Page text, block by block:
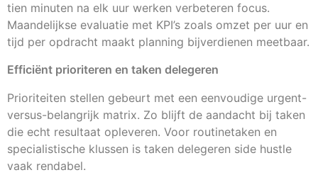
tien minuten na elk uur werken verbeteren focus.
Maandelijkse evaluatie met KPI’s zoals omzet per uur en
tijd per opdracht maakt planning bijverdienen meetbaar.
Efficiënt prioriteren en taken delegeren
Prioriteiten stellen gebeurt met een eenvoudige urgent-
versus-belangrijk matrix. Zo blijft de aandacht bij taken
die echt resultaat opleveren. Voor routinetaken en
specialistische klussen is taken delegeren side hustle
vaak rendabel.